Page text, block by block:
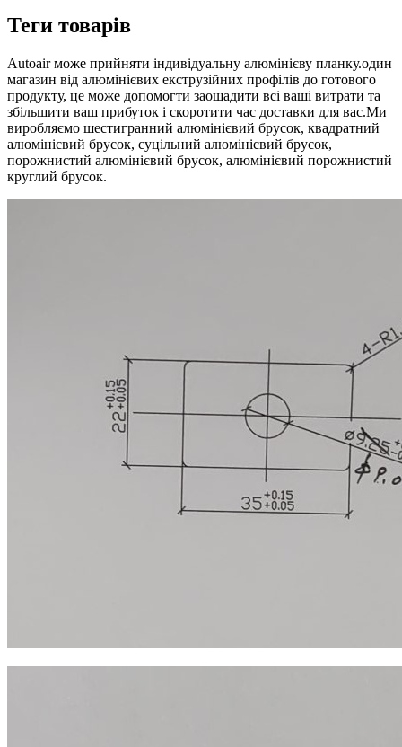
Теги товарів
Autoair може прийняти індивідуальну алюмінієву планку.один
магазин від алюмінієвих екструзійних профілів до готового
продукту, це може допомогти заощадити всі ваші витрати та
збільшити ваш прибуток і скоротити час доставки для вас.Ми
виробляємо шестигранний алюмінієвий брусок, квадратний
алюмінієвий брусок, суцільний алюмінієвий брусок,
порожнистий алюмінієвий брусок, алюмінієвий порожнистий
круглий брусок.